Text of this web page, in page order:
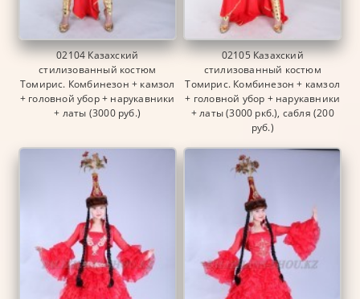
02104 Казахский
стилизованный костюм
Томирис. Комбинезон + камзол
+ головной убор + нарукавники
+ латы (3000 руб.)
02105 Казахский
стилизованный костюм
Томирис. Комбинезон + камзол
+ головной убор + нарукавники
+ латы (3000 ркб.), сабля (200
руб.)